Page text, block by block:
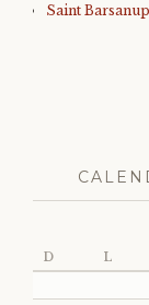
Saint
D L